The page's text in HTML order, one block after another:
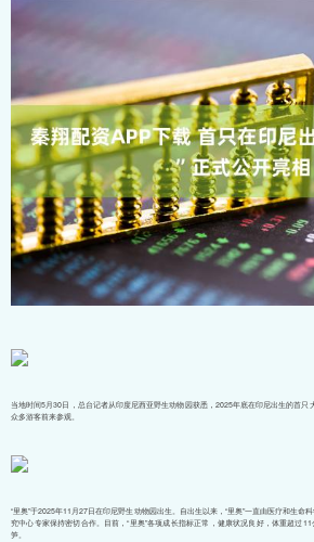
当地时间5月30日，总台记者从印度尼西亚野生动物园获悉，2025年底在印尼出生的首只
众多游客前来参观。
“里奥”于2025年11月27日在印尼野生动物园出生。自出生以来，“里奥”一直由医疗和生命
究中心专家保持密切合作。目前，“里奥”各项成长指标正常，健康状况良好，体重超过
笋。